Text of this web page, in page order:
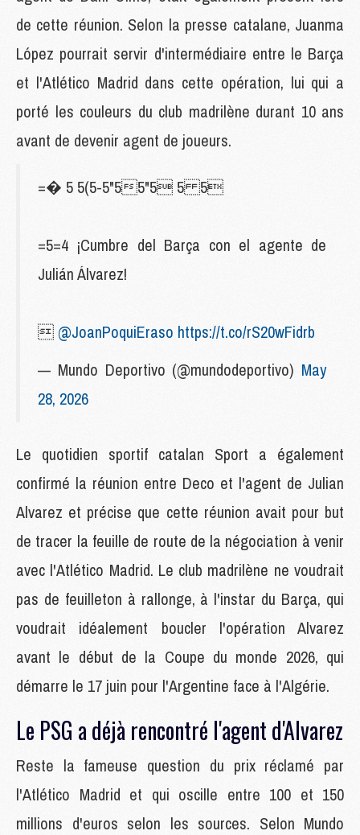
de cette réunion. Selon la presse catalane, Juanma
López pourrait servir d'intermédiaire entre le Barça
et l'Atlético Madrid dans cette opération, lui qui a
porté les couleurs du club madrilène durant 10 ans
avant de devenir agent de joueurs.
=� 5 5(5-5"55"5 5 5
=5=4 ¡Cumbre del Barça con el agente de
Julián Álvarez!
 @JoanPoquiEraso https://t.co/rS20wFidrb
— Mundo Deportivo (@mundodeportivo) May
28, 2026
Le quotidien sportif catalan Sport a également
confirmé la réunion entre Deco et l'agent de Julian
Alvarez et précise que cette réunion avait pour but
de tracer la feuille de route de la négociation à venir
avec l'Atlético Madrid. Le club madrilène ne voudrait
pas de feuilleton à rallonge, à l'instar du Barça, qui
voudrait idéalement boucler l'opération Alvarez
avant le début de la Coupe du monde 2026, qui
démarre le 17 juin pour l'Argentine face à l'Algérie.
Le PSG a déjà rencontré l'agent d'Alvarez
Reste la fameuse question du prix réclamé par
l'Atlético Madrid et qui oscille entre 100 et 150
millions d'euros selon les sources. Selon Mundo